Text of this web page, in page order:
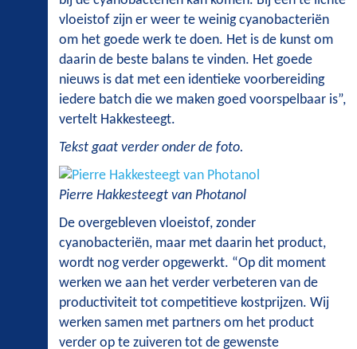
vloeistof zijn er weer te weinig cyanobacteriën
om het goede werk te doen. Het is de kunst om
daarin de beste balans te vinden. Het goede
nieuws is dat met een identieke voorbereiding
iedere batch die we maken goed voorspelbaar is”,
vertelt Hakkesteegt.
Tekst gaat verder onder de foto.
Pierre Hakkesteegt van Photanol
De overgebleven vloeistof, zonder
cyanobacteriën, maar met daarin het product,
wordt nog verder opgewerkt. “Op dit moment
werken we aan het verder verbeteren van de
productiviteit tot competitieve kostprijzen. Wij
werken samen met partners om het product
verder op te zuiveren tot de gewenste